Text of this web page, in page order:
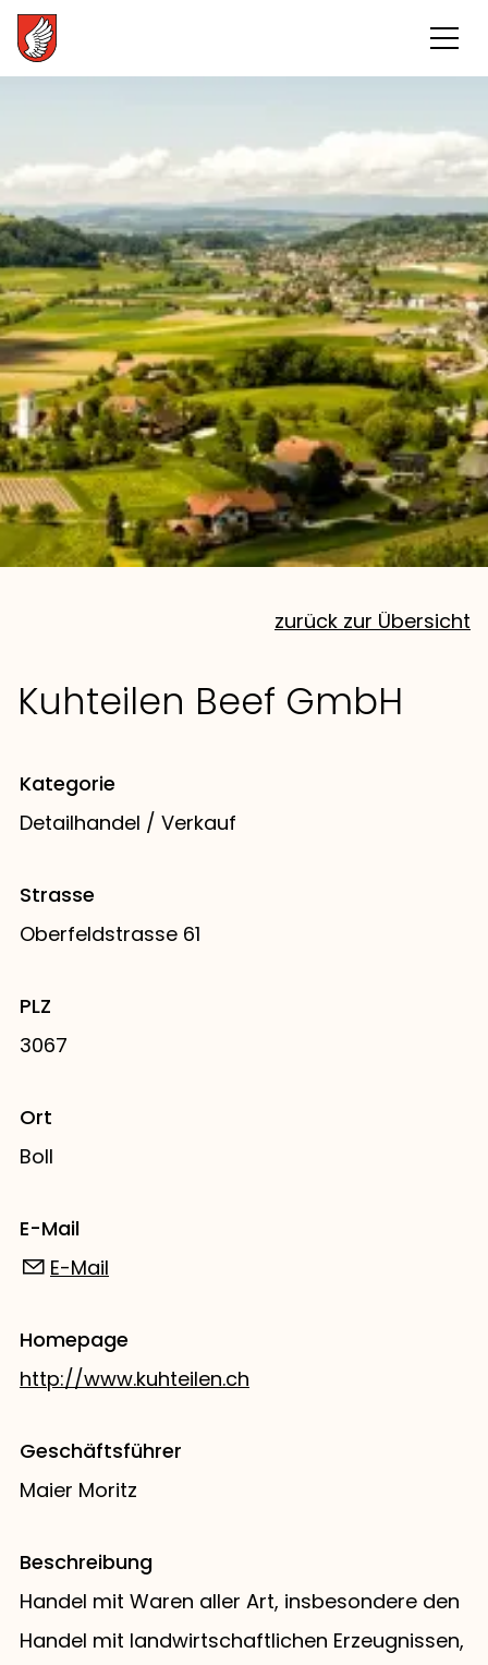
zurück zur Übersicht
Kuhteilen Beef GmbH
Kategorie
Detailhandel / Verkauf
Strasse
Oberfeldstrasse 61
PLZ
3067
Ort
Boll
E-Mail
E-Mail
Homepage
http://www.kuhteilen.ch
Geschäftsführer
Maier Moritz
Beschreibung
Handel mit Waren aller Art, insbesondere den
Handel mit landwirtschaftlichen Erzeugnissen,